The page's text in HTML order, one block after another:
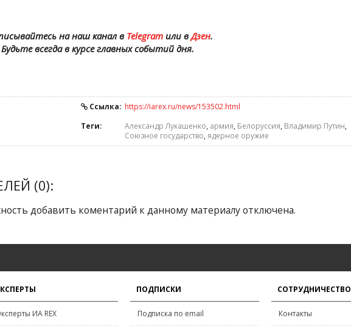
на наш канал вTelegramили вДзен.
Будьте всегда в курсе главных событий дня.
Ссылка: https://iarex.ru/news/153502.html
Теги: Александр Лукашенко, армия, Белоруссия, Владимир Путин,
Союзное государство, ядерное оружие
(0):
добавить коментарий к данному материалу отключена.
ИА REX
ПОДПИСКИ
Подписка по email
СОТРУДНИЧЕСТВО
Контакты